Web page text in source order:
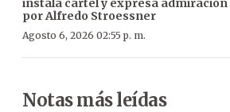
instala cartel y expresa admiración
por Alfredo Stroessner
Agosto 6, 2026 02:55 p. m.
Notas más leídas